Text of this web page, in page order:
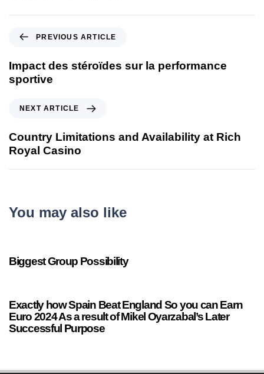
PREVIOUS ARTICLE
Impact des stéroïdes sur la performance
sportive
NEXT ARTICLE
Country Limitations and Availability at Rich
Royal Casino
You may also like
Biggest Group Possibility
Exactly how Spain Beat England So you can Earn
Euro 2024 As a result of Mikel Oyarzabal’s Later
Successful Purpose